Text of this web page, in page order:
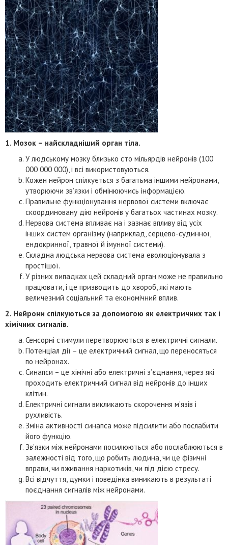
1. Мозок – найскладніший орган тіла.
У людському мозку близько сто мільярдів нейронів (100
000 000 000), і всі використовуються.
Кожен нейрон спілкується з багатьма іншими нейронами,
утворюючи зв’язки і обмінюючись інформацією.
Правильне функціонування нервової системи включає
скоординовану дію нейронів у багатьох частинах мозку.
Нервова система впливає на і зазнає впливу від усіх
інших систем організму (наприклад, серцево-судинної,
ендокринної, травної й імунної системи).
Складна людська нервова система еволюціонувала з
простішої.
У різних випадках цей складний орган може не правильно
працювати, і це призводить до хвороб, які мають
величезний соціальний та економічний вплив.
2. Нейрони спілкуються за допомогою як електричних так і
хімічних сигналів.
Сенсорні стимули перетворюються в електричні сигнали.
Потенціал дії – це електричний сигнал, що переносяться
по нейронах.
Синапси – це хімічні або електричні з’єднання, через які
проходить електричний сигнал від нейронів до інших
клітин.
Електричні сигнали викликають скорочення м’язів і
рухливість.
Зміна активності синапса може підсилити або послабити
його функцію.
Зв’язки між нейронами посилюються або послаблюються в
залежності від того, що робить людина, чи це фізичні
вправи, чи вживання наркотиків, чи під дією стресу.
Всі відчуття, думки і поведінка виникають в результаті
поєднання сигналів між нейронами.